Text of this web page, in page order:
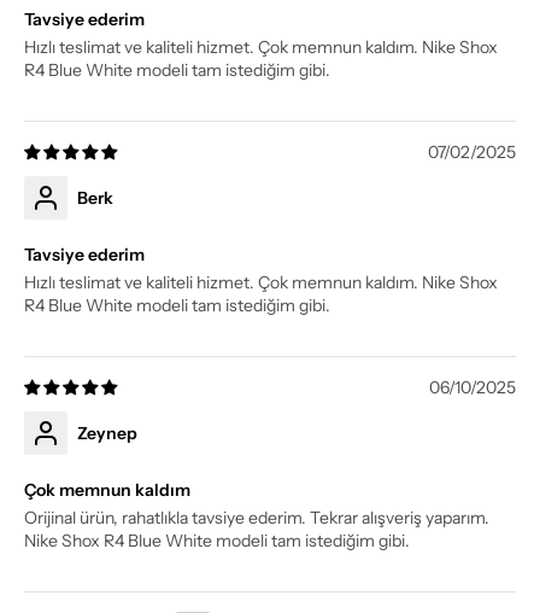
Tavsiye ederim
Hızlı teslimat ve kaliteli hizmet. Çok memnun kaldım. Nike Shox
R4 Blue White modeli tam istediğim gibi.
07/02/2025
Berk
Tavsiye ederim
Hızlı teslimat ve kaliteli hizmet. Çok memnun kaldım. Nike Shox
R4 Blue White modeli tam istediğim gibi.
06/10/2025
Zeynep
Çok memnun kaldım
Orijinal ürün, rahatlıkla tavsiye ederim. Tekrar alışveriş yaparım.
Nike Shox R4 Blue White modeli tam istediğim gibi.